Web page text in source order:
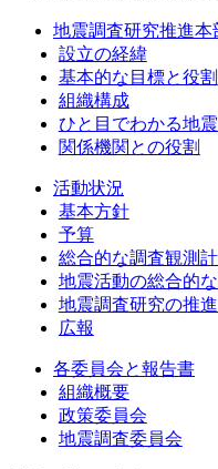
地震調査研究推進本
設立の経緯
基本的な目標と役割
組織構成
ひと目でわかる地
関係機関との役割
活動状況
基本方針
予算
総合的な調査観測
地震活動の総合的
地震調査研究の推
広報
各委員会と報告書
組織概要
政策委員会
地震調査委員会